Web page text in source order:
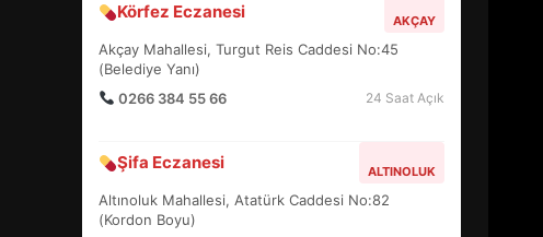
Körfez Eczanesi AKÇAY
Akçay Mahallesi, Turgut Reis Caddesi No:45
(Belediye Yanı)
0266 384 55 66
24 Saat Açık
Şifa Eczanesi ALTINOLUK
Altınoluk Mahallesi, Atatürk Caddesi No:82
(Kordon Boyu)
6
BURHANİYE SATRANÇ
DEĞİŞTİRİYOR?
7
BURHANİYE
BELEDİYESPOR’DA YENİ
YÖNETİM NASIL ŞEKİLLENDİ?